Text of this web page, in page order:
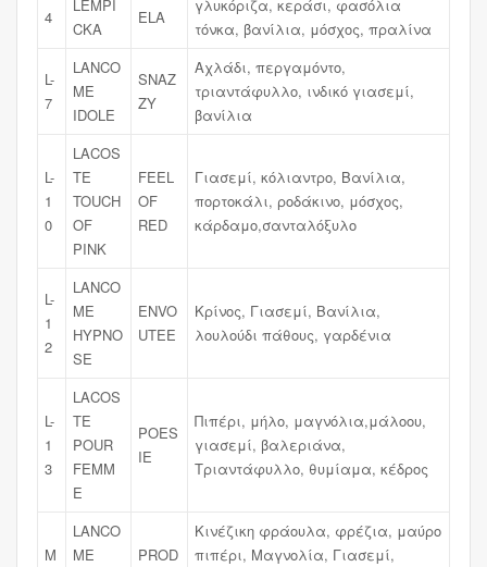
4
LEMPI
CKA
ELA
γλυκόριζα, κεράσι, φασόλια
τόνκα, βανίλια, μόσχος, πραλίνα
L-
7
LANCO
ME
IDOLE
SNAZ
ZY
Αχλάδι, περγαμόντο,
τριαντάφυλλο, ινδικό γιασεμί,
βανίλια
L-
1
0
LACOS
TE
TOUCH
OF
PINK
FEEL
OF
RED
Γιασεμί, κόλιαντρο, Βανίλια,
πορτοκάλι, ροδάκινο, μόσχος,
κάρδαμο,σανταλόξυλο
L-
1
2
LANCO
ME
HYPNO
SE
ENVO
UTEE
Κρίνος, Γιασεμί, Βανίλια,
λουλούδι πάθους, γαρδένια
L-
1
3
LACOS
TE
POUR
FEMM
E
POES
IE
Πιπέρι, μήλο, μαγνόλια,μάλοου,
γιασεμί, βαλεριάνα,
Τριαντάφυλλο, θυμίαμα, κέδρος
M
LANCO
ME
PROD
Κινέζικη φράουλα, φρέζια, μαύρο
πιπέρι, Μαγνολία, Γιασεμί,